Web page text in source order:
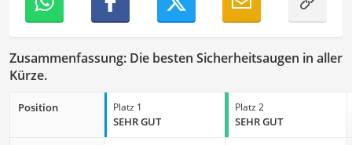
Zusammenfassung: Die besten Sicherheitsaugen in aller
Kürze.
Position Platz 1
SEHR GUT
Platz 2
SEHR GUT